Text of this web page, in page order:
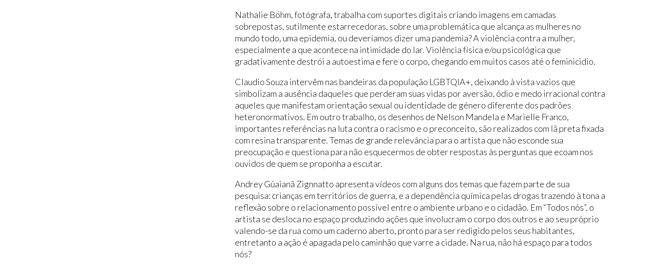
Nathalie Böhm, fotógrafa, trabalha com suportes digitais criando imagens em camadas
sobrepostas, sutilmente estarrecedoras, sobre uma problemática que alcança as mulheres no
mundo todo, uma epidemia, ou deveríamos dizer uma pandemia? A violência contra a mulher,
especialmente a que acontece na intimidade do lar. Violência física e/ou psicológica que
gradativamente destrói a autoestima e fere o corpo, chegando em muitos casos até o feminicidio.
Claudio Souza intervêm nas bandeiras da população LGBTQIA+, deixando à vista vazios que
simbolizam a ausência daqueles que perderam suas vidas por aversão, ódio e medo irracional contra
aqueles que manifestam orientação sexual ou identidade de género diferente dos padrões
heteronormativos. Em outro trabalho, os desenhos de Nelson Mandela e Marielle Franco,
importantes referências na luta contra o racismo e o preconceito, são realizados com lã preta fixada
com resina transparente. Temas de grande relevância para o artista que não esconde sua
preocupação e questiona para não esquecermos de obter respostas às perguntas que ecoam nos
ouvidos de quem se proponha a escutar.
Andrey Gûaianã Zignnatto apresenta vídeos com alguns dos temas que fazem parte de sua
pesquisa: crianças em territórios de guerra, e a dependência química pelas drogas trazendo à tona a
reflexão sobre o relacionamento possível entre o ambiente urbano e o cidadão. Em “Todos nós”, o
artista se desloca no espaço produzindo ações que involucram o corpo dos outros e ao seu próprio
valendo-se da rua como um caderno aberto, pronto para ser redigido pelos seus habitantes,
entretanto a ação é apagada pelo caminhão que varre a cidade. Na rua, não há espaço para todos
nós?